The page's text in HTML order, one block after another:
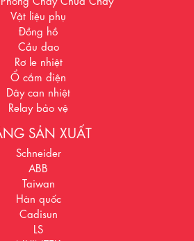
Vật liệu phụ
Đồng hồ
Cầu dao
Rơ le nhiệt
Ổ cắm điện
Dây can nhiệt
Relay bảo vệ
SẢN XUẤT
Schneider
ABB
Taiwan
Hàn quốc
Cadisun
LS